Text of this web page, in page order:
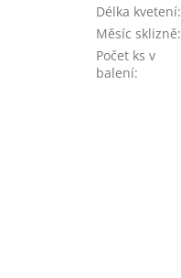
Délka kvetení:
Měsíc sklizně:
Počet ks v
balení: